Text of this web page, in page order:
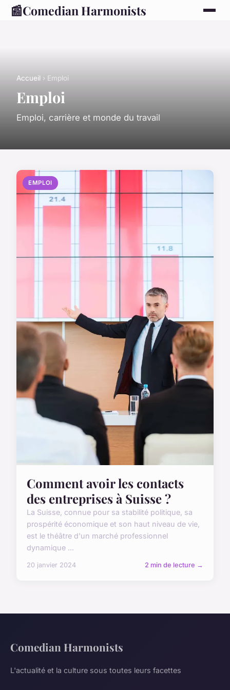
📰Comedian Harmonists
Accueil › Emploi
Emploi
Emploi, carrière et monde du travail
EMPLOI
Comment avoir les contacts
des entreprises à Suisse ?
La Suisse, connue pour sa stabilité politique, sa
prospérité économique et son haut niveau de vie,
est le théâtre d'un marché professionnel
dynamique ...
20 janvier 2024 2 min de lecture →
Comedian Harmonists
L'actualité et la culture sous toutes leurs facettes